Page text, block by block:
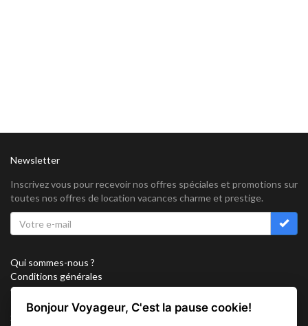
Newsletter
Inscrivez vous pour recevoir nos offres spéciales et promotions sur
toutes nos offres de location vacances charme et prestige.
Qui sommes-nous ?
Conditions générales
Confidentialité
Partenariat
Sitemap
Bonjour Voyageur, C'est la pause cookie!